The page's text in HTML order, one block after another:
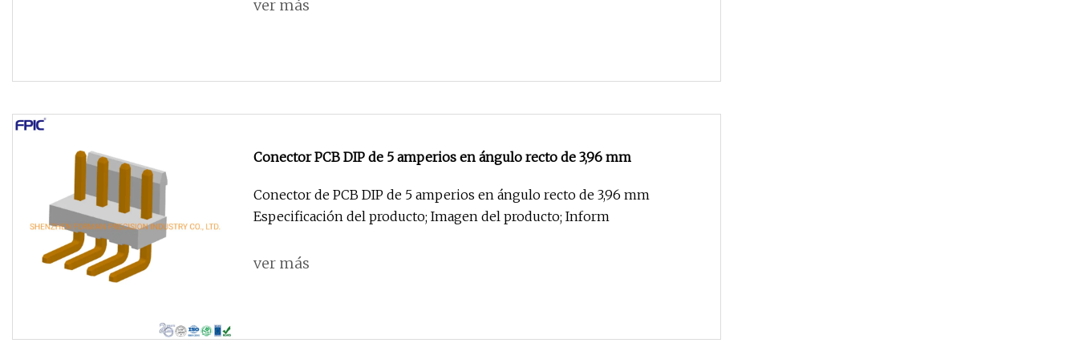
ver más
Conector PCB DIP de 5 amperios en ángulo recto de 3,96 mm
Conector de PCB DIP de 5 amperios en ángulo recto de 3,96 mm
Especificación del producto; Imagen del producto; Inform
ver más